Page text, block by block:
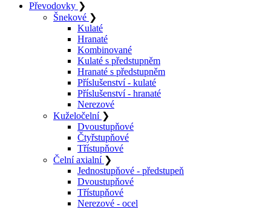
Převodovky ❯
Šnekové ❯
Kulaté
Hranaté
Kombinované
Kulaté s předstupněm
Hranaté s předstupněm
Příslušenství - kulaté
Příslušenství - hranaté
Nerezové
Kuželočelní ❯
Dvoustupňové
Čtyřstupňové
Třístupňové
Čelní axialní ❯
Jednostupňové - předstupeň
Dvoustupňové
Třístupňové
Nerezové - ocel